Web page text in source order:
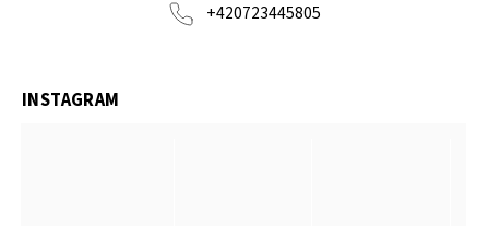
+420723445805
INSTAGRAM